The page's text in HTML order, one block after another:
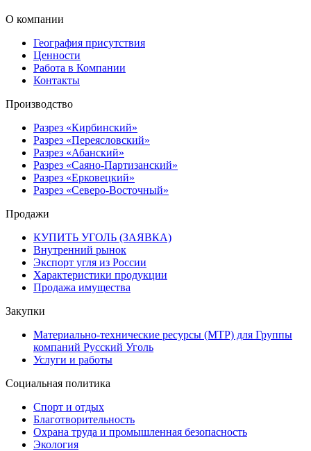
О компании
География присутствия
Ценности
Работа в Компании
Контакты
Производство
Разрез «Кирбинский»
Разрез «Переясловский»
Разрез «Абанский»
Разрез «Саяно-Партизанский»
Разрез «Ерковецкий»
Разрез «Северо-Восточный»
Продажи
КУПИТЬ УГОЛЬ (ЗАЯВКА)
Внутренний рынок
Экспорт угля из России
Характеристики продукции
Продажа имущества
Закупки
Материально-технические ресурсы (МТР) для Группы
компаний Русский Уголь
Услуги и работы
Социальная политика
Спорт и отдых
Благотворительность
Охрана труда и промышленная безопасность
Экология